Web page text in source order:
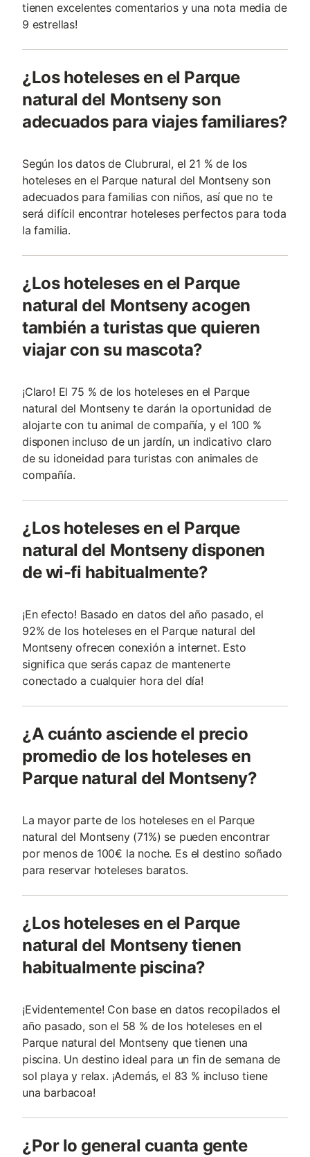
tienen excelentes comentarios y una nota media de
9 estrellas!
¿Los hoteleses en el Parque
natural del Montseny son
adecuados para viajes familiares?
Según los datos de Clubrural, el 21 % de los
hoteleses en el Parque natural del Montseny son
adecuados para familias con niños, así que no te
será difícil encontrar hoteleses perfectos para toda
la familia.
¿Los hoteleses en el Parque
natural del Montseny acogen
también a turistas que quieren
viajar con su mascota?
¡Claro! El 75 % de los hoteleses en el Parque
natural del Montseny te darán la oportunidad de
alojarte con tu animal de compañía, y el 100 %
disponen incluso de un jardín, un indicativo claro
de su idoneidad para turistas con animales de
compañí­a.
¿Los hoteleses en el Parque
natural del Montseny disponen
de wi-fi habitualmente?
¡En efecto! Basado en datos del año pasado, el
92% de los hoteleses en el Parque natural del
Montseny ofrecen conexión a internet. Esto
significa que serás capaz de mantenerte
conectado a cualquier hora del día!
¿A cuánto asciende el precio
promedio de los hoteleses en
Parque natural del Montseny?
La mayor parte de los hoteleses en el Parque
natural del Montseny (71%) se pueden encontrar
por menos de 100€ la noche. Es el destino soñado
para reservar hoteleses baratos.
¿Los hoteleses en el Parque
natural del Montseny tienen
habitualmente piscina?
¡Evidentemente! Con base en datos recopilados el
año pasado, son el 58 % de los hoteleses en el
Parque natural del Montseny que tienen una
piscina. Un destino ideal para un fin de semana de
sol playa y relax. ¡Además, el 83 % incluso tiene
una barbacoa!
¿Por lo general cuanta gente